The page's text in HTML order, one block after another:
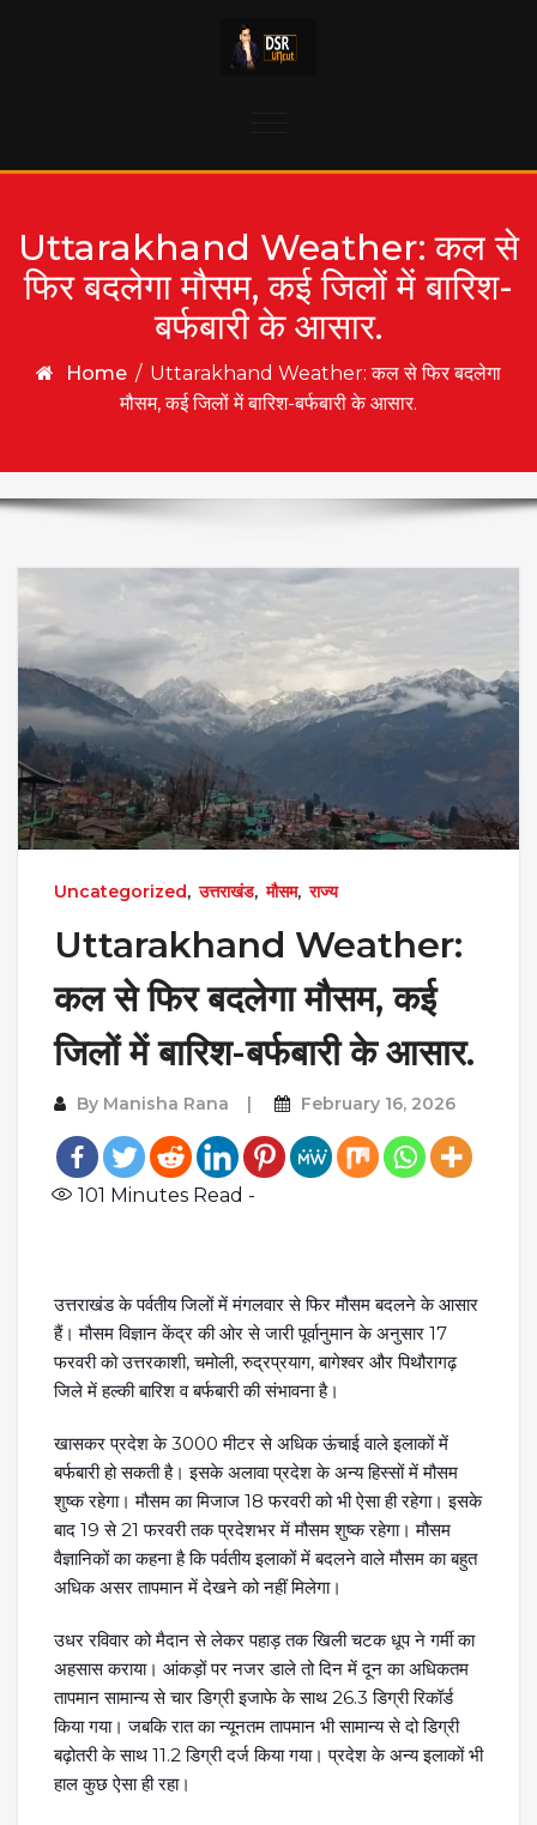
Uttarakhand Weather: कल से
फिर बदलेगा मौसम, कई जिलों में बारिश-
बर्फबारी के आसार.
Home / Uttarakhand Weather: कल से फिर बदलेगा
मौसम, कई जिलों में बारिश-बर्फबारी के आसार.
Uncategorized, उत्तराखंड, मौसम, राज्य
Uttarakhand Weather:
कल से फिर बदलेगा मौसम, कई
जिलों में बारिश-बर्फबारी के आसार.
By Manisha Rana February 16, 2026
101 Minutes Read -
उत्तराखंड के पर्वतीय जिलों में मंगलवार से फिर मौसम बदलने के आसार
हैं। मौसम विज्ञान केंद्र की ओर से जारी पूर्वानुमान के अनुसार 17
फरवरी को उत्तरकाशी, चमोली, रुद्रप्रयाग, बागेश्वर और पिथौरागढ़
जिले में हल्की बारिश व बर्फबारी की संभावना है।
खासकर प्रदेश के 3000 मीटर से अधिक ऊंचाई वाले इलाकों में
बर्फबारी हो सकती है। इसके अलावा प्रदेश के अन्य हिस्सों में मौसम
शुष्क रहेगा। मौसम का मिजाज 18 फरवरी को भी ऐसा ही रहेगा। इसके
बाद 19 से 21 फरवरी तक प्रदेशभर में मौसम शुष्क रहेगा। मौसम
वैज्ञानिकों का कहना है कि पर्वतीय इलाकों में बदलने वाले मौसम का बहुत
अधिक असर तापमान में देखने को नहीं मिलेगा।
उधर रविवार को मैदान से लेकर पहाड़ तक खिली चटक धूप ने गर्मी का
अहसास कराया। आंकड़ों पर नजर डाले तो दिन में दून का अधिकतम
तापमान सामान्य से चार डिग्री इजाफे के साथ 26.3 डिग्री रिकॉर्ड
किया गया। जबकि रात का न्यूनतम तापमान भी सामान्य से दो डिग्री
बढ़ोतरी के साथ 11.2 डिग्री दर्ज किया गया। प्रदेश के अन्य इलाकों भी
हाल कुछ ऐसा ही रहा।